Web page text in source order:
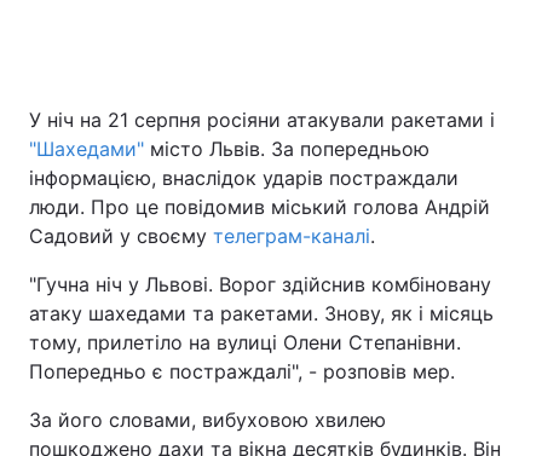
У ніч на 21 серпня росіяни атакували ракетами і
"Шахедами" місто Львів. За попередньою
інформацією, внаслідок ударів постраждали
люди. Про це повідомив міський голова Андрій
Садовий у своєму телеграм-каналі.
"Гучна ніч у Львові. Ворог здійснив комбіновану
атаку шахедами та ракетами. Знову, як і місяць
тому, прилетіло на вулиці Олени Степанівни.
Попередньо є постраждалі", - розповів мер.
За його словами, вибуховою хвилею
пошкоджено дахи та вікна десятків будинків. Він